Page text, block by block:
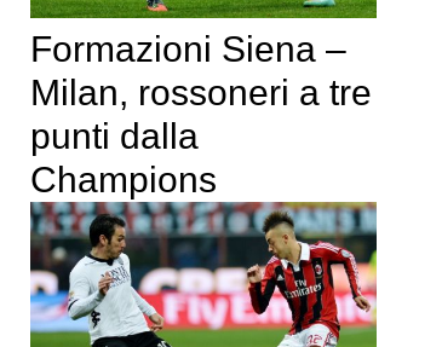
Formazioni Siena –
Milan, rossoneri a tre
punti dalla
Champions